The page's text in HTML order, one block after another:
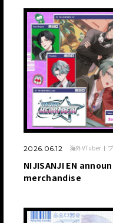
2026.06.12 海外VTuber
NIJISANJI EN
merchandise